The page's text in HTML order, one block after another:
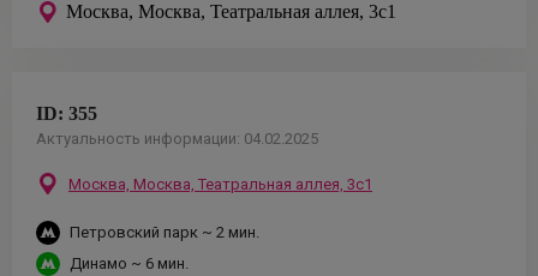
Москва, Москва, Театральная аллея, 3с1
ID: 355
Актуальность информации: 04.02.2025
Москва, Москва, Театральная аллея, 3с1
Петровский парк ~ 2 мин.
Динамо ~ 6 мин.